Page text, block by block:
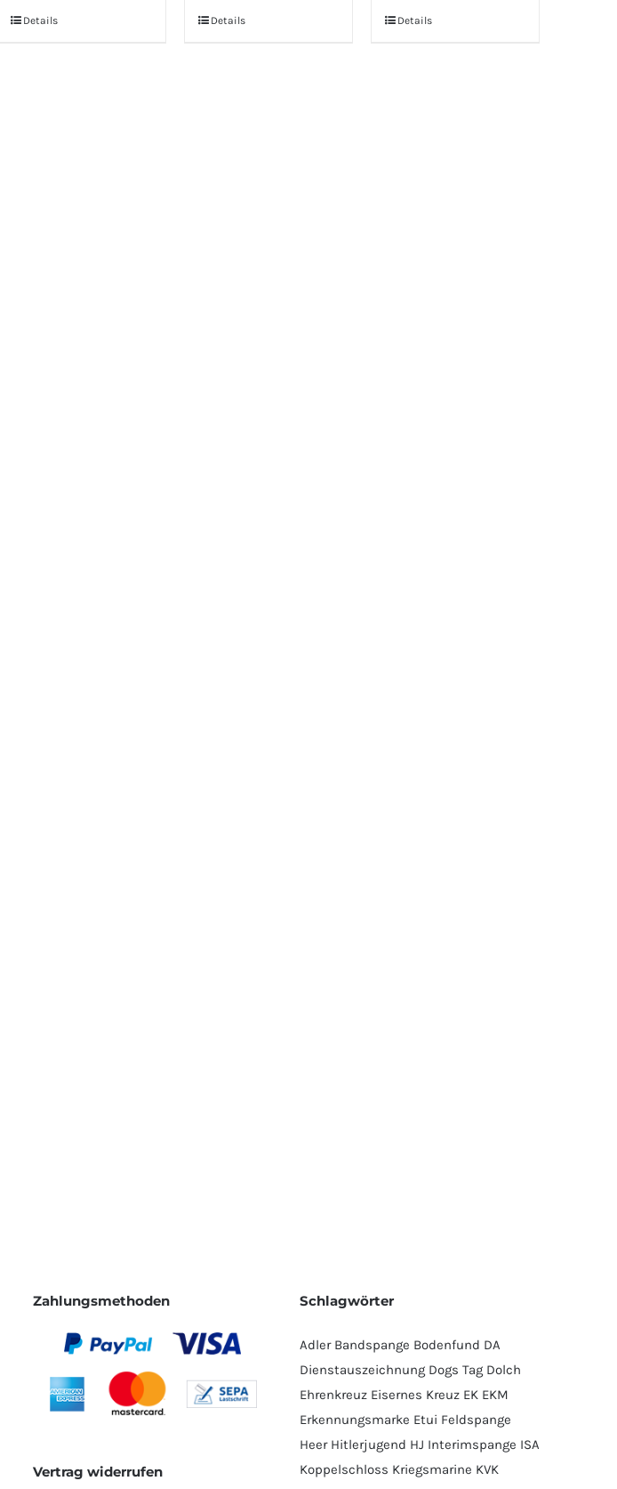
Details Details Details
Zahlungsmethoden
Vertrag widerrufen
Schlagwörter
Adler Bandspange Bodenfund DA
Dienstauszeichnung Dogs Tag Dolch
Ehrenkreuz Eisernes Kreuz EK EKM
Erkennungsmarke Etui Feldspange
Heer Hitlerjugend HJ Interimspange ISA
Koppelschloss Kriegsmarine KVK